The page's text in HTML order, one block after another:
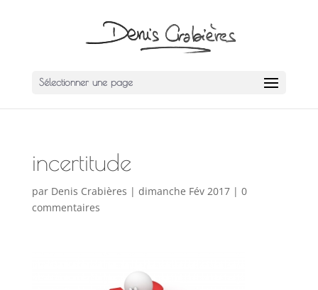
Sélectionner une page
incertitude
par Denis Crabières | dimanche Fév 2017| 0
commentaires